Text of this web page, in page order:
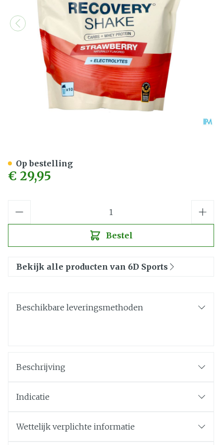
€ 29,95
Bestel
Op bestelling
Bekijk alle producten van 6D Sports
Beschikbare leveringsmethoden
Beschrijving
Indicatie
Wettelijk verplichte informatie